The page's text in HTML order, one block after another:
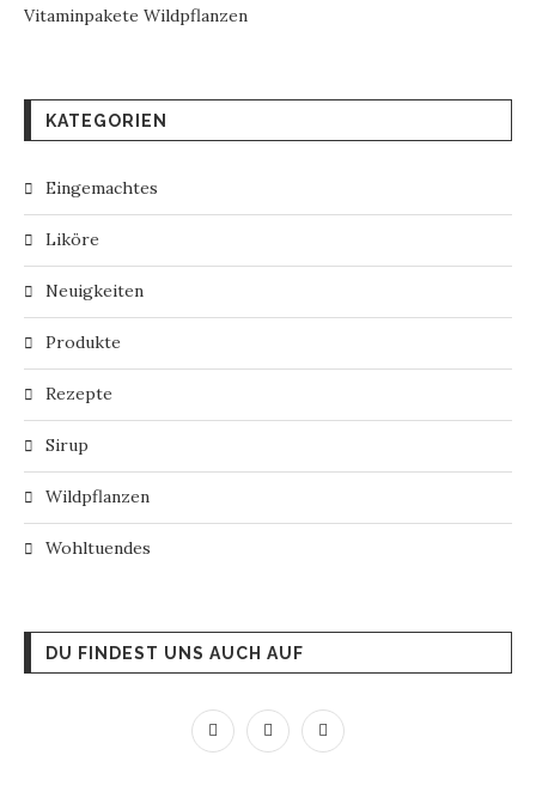
Vitaminpakete Wildpflanzen
KATEGORIEN
Eingemachtes
Liköre
Neuigkeiten
Produkte
Rezepte
Sirup
Wildpflanzen
Wohltuendes
DU FINDEST UNS AUCH AUF